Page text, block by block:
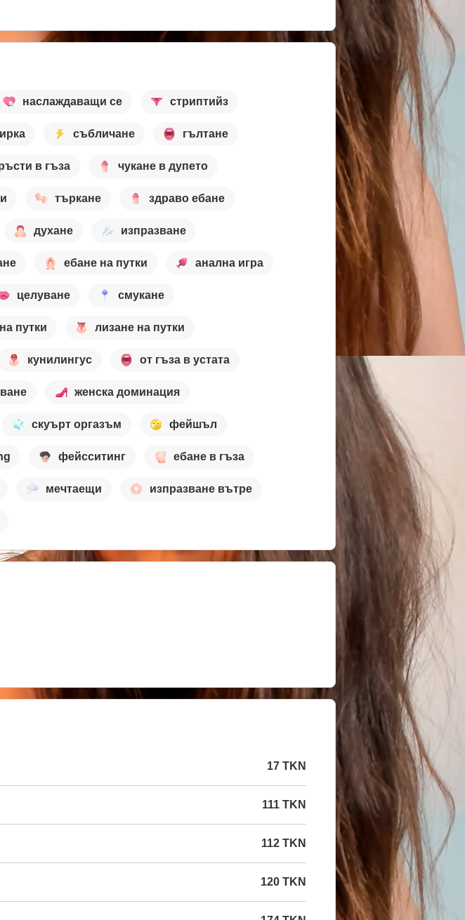
наслаждаващи се стриптийз
събличане гълтане
в гъза чукане в дупето
търкане здраво ебане
духане изпразване
ебане на путки анална игра
целуване смукане
путки лизане на путки
кунилингус от гъза в устата
женска доминация
скуърт оргазъм фейшъл
фейсситинг ебане в гъза
мечтаещи изпразване вътре
17 TKN
111 TKN
112 TKN
120 TKN